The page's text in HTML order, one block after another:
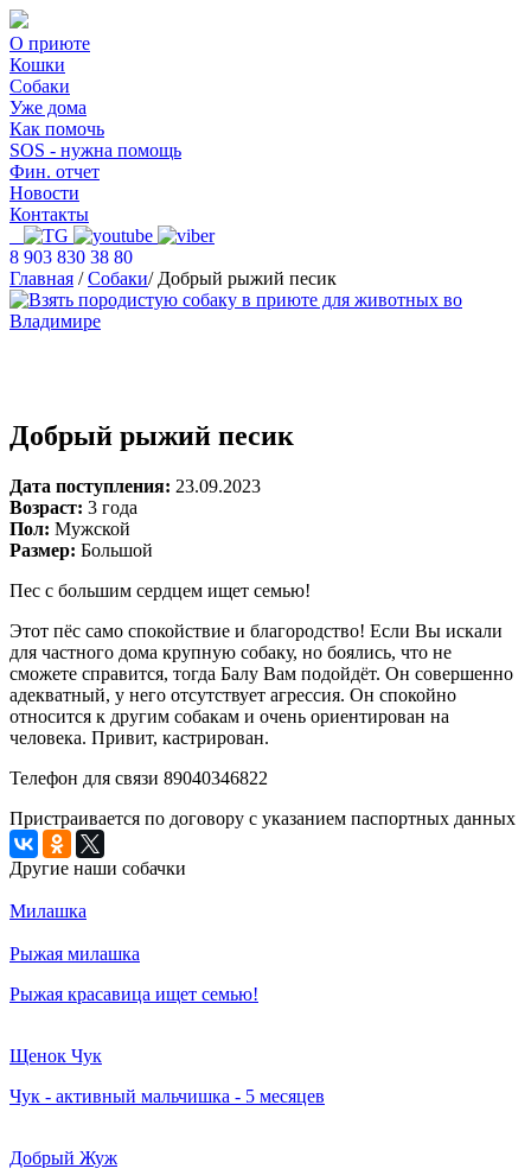
О приюте
Кошки
Собаки
Уже дома
Как помочь
SOS - нужна помощь
Фин. отчет
Новости
Контакты
8 903 830 38 80
Главная / Собаки/Добрый рыжий песик
Добрый рыжий песик
Дата поступления: 23.09.2023
Возраст: 3 года
Пол: Мужской
Размер: Большой
Пес с большим сердцем ищет семью!
Этот пёс само спокойствие и благородство! Если Вы искали
для частного дома крупную собаку, но боялись, что не
сможете справится, тогда Балу Вам подойдёт. Он совершенно
адекватный, у него отсутствует агрессия. Он спокойно
относится к другим собакам и очень ориентирован на
человека. Привит, кастрирован.
Телефон для связи 89040346822
Пристраивается по договору с указанием паспортных данных
Другие наши собачки
Милашка
Рыжая милашка
Рыжая красавица ищет семью!
Щенок Чук
Чук - активный мальчишка - 5 месяцев
Добрый Жуж